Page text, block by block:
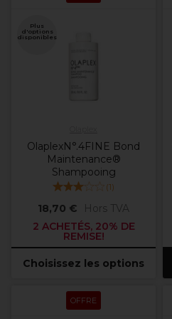
Plus
d'options
disponibles
OlaplexN°.4FINE Bond
Maintenance®
Shampooing
(1)
18,70 €
Hors TVA
2 ACHETÉS, 20% DE
REMISE!
Choisissez les options
OFFRE